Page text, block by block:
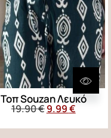
Τοπ Souzan Λευκό
19.90€9.99€